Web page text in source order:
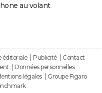
au volant
éditoriale Publicité
Contact
Données personnelles
légales
Groupe Figaro